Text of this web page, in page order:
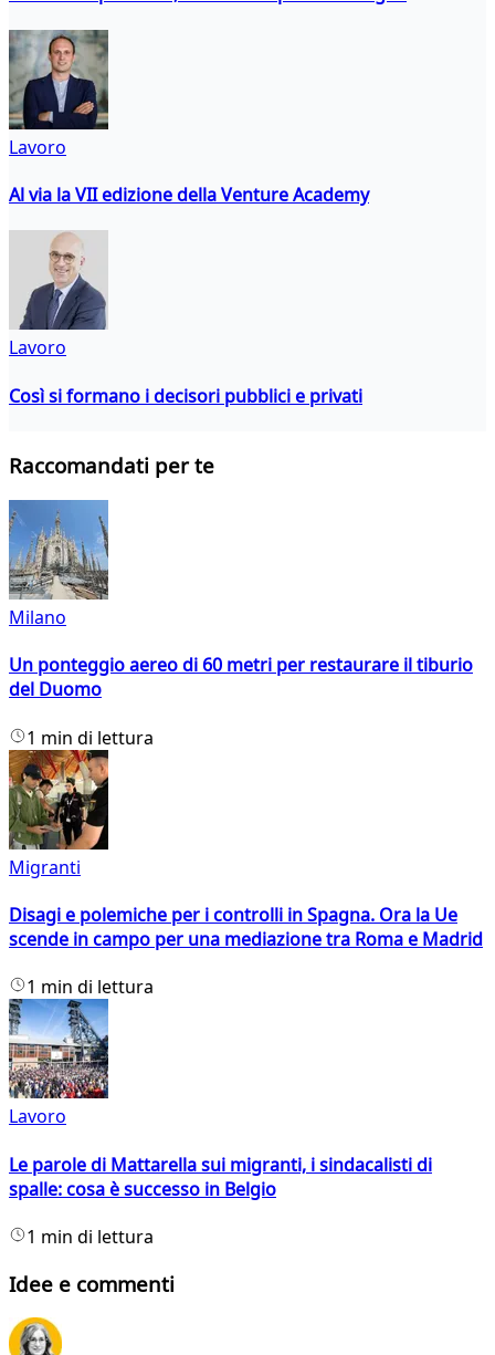
Lavoro
Al via la VII edizione della Venture Academy
Lavoro
Così si formano i decisori pubblici e privati
Raccomandati per te
Milano
Un ponteggio aereo di 60 metri per restaurare il tiburio
del Duomo
1 min di lettura
Migranti
Disagi e polemiche per i controlli in Spagna. Ora la Ue
scende in campo per una mediazione tra Roma e Madrid
1 min di lettura
Lavoro
Le parole di Mattarella sui migranti, i sindacalisti di
spalle: cosa è successo in Belgio
1 min di lettura
Idee e commenti